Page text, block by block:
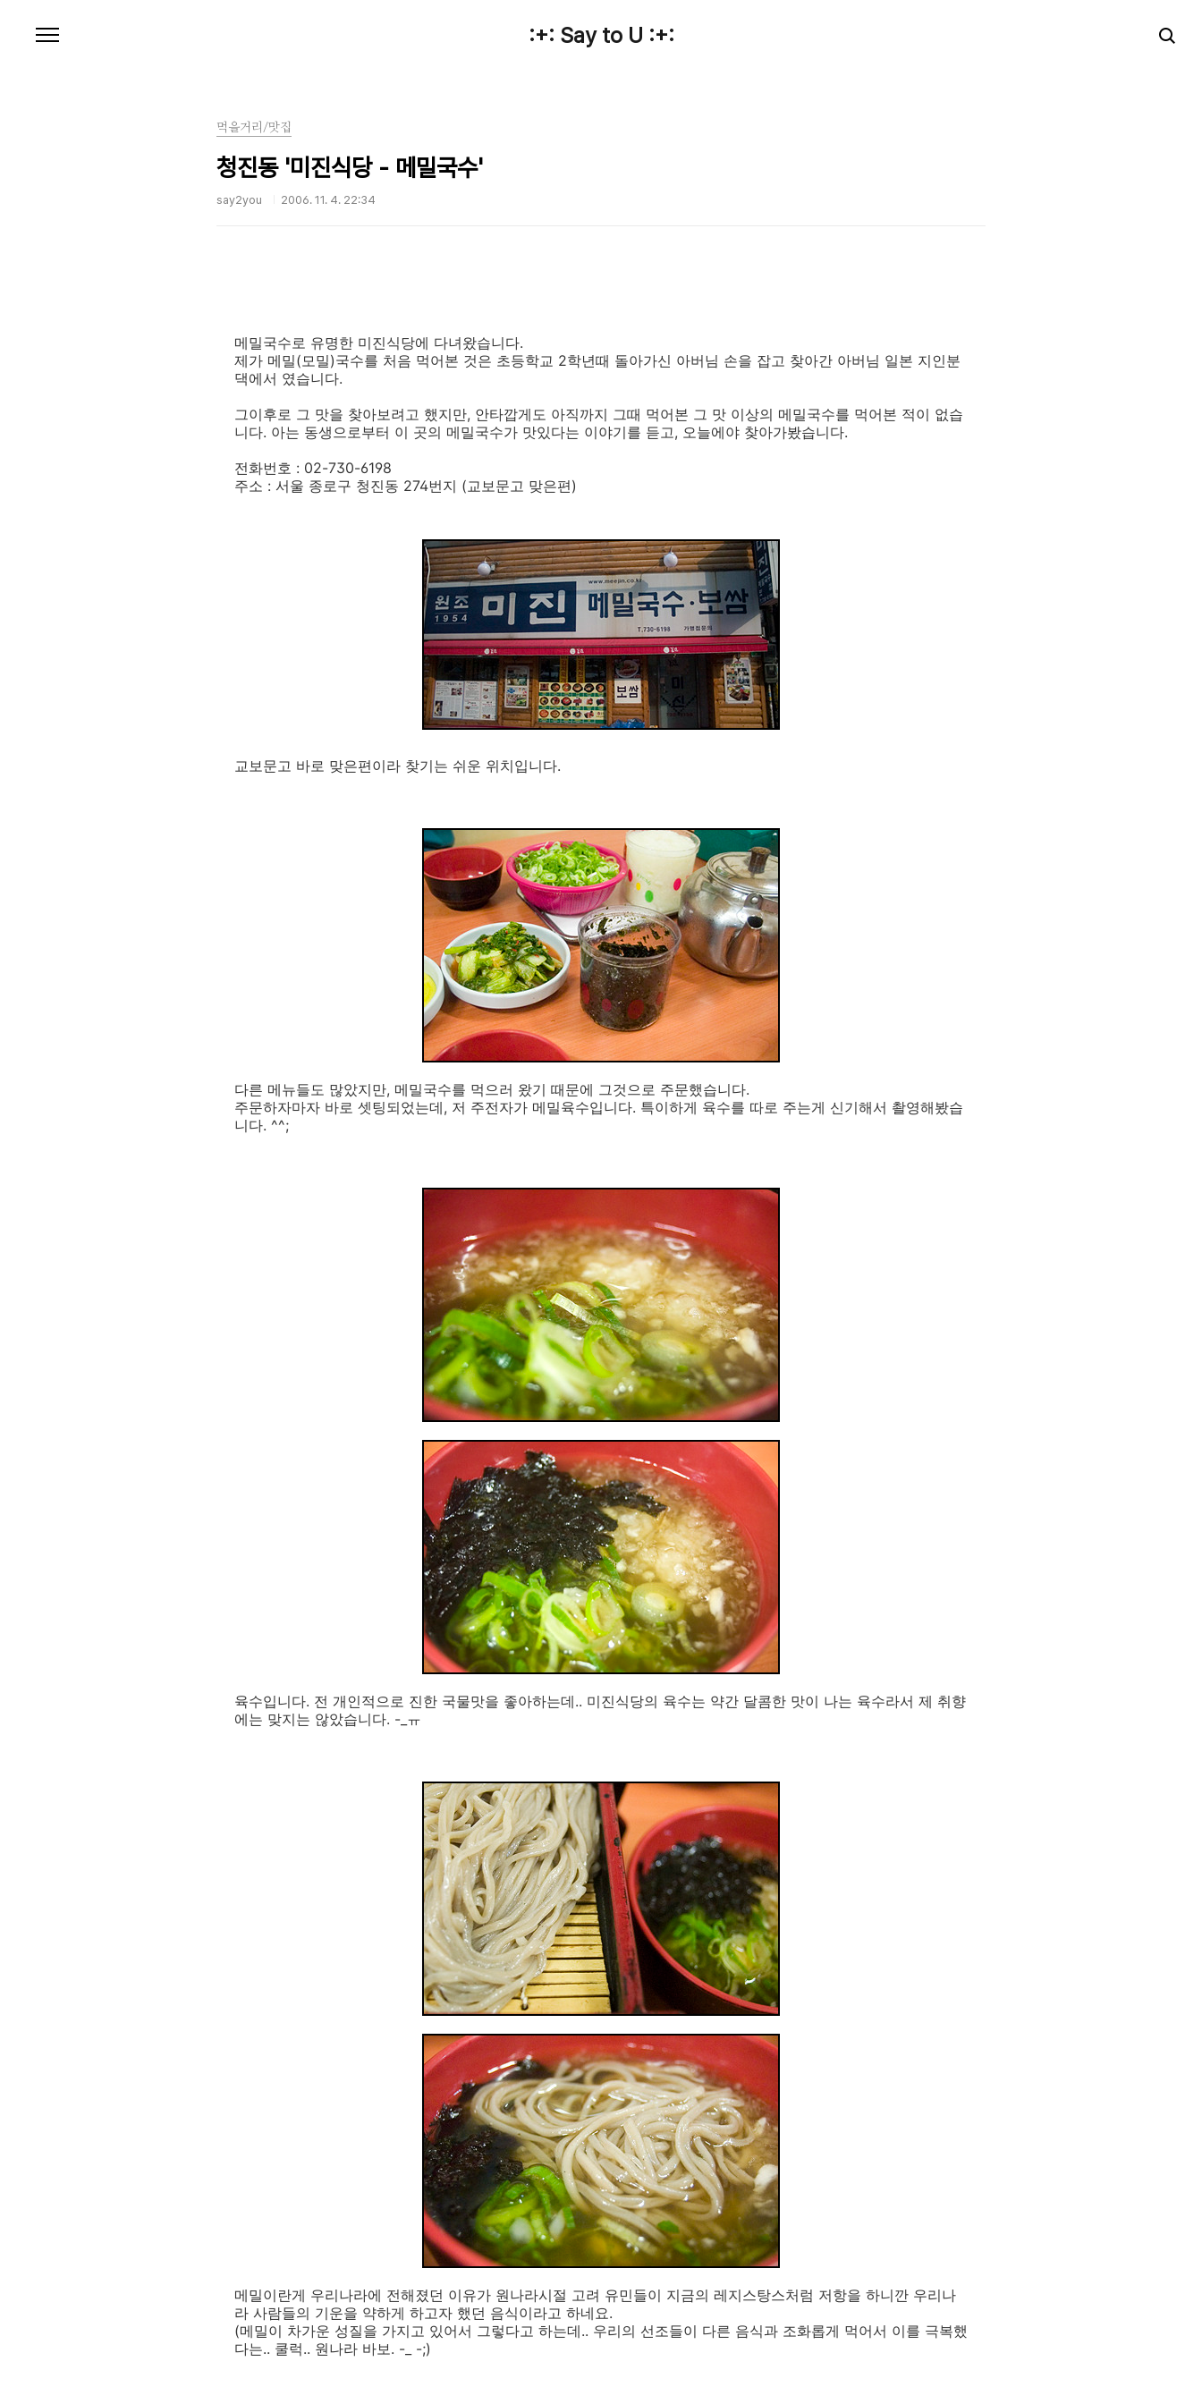
:+: Say to U :+:
먹을거리/맛집
청진동 '미진식당 - 메밀국수'
say2you 2006. 11. 4. 22:34
메밀국수로 유명한 미진식당에 다녀왔습니다.
제가 메밀(모밀)국수를 처음 먹어본 것은 초등학교 2학년때 돌아가신 아버님 손을 잡고 찾아간 아버님 일본 지인분
댁에서 였습니다.
그이후로 그 맛을 찾아보려고 했지만, 안타깝게도 아직까지 그때 먹어본 그 맛 이상의 메밀국수를 먹어본 적이 없습
니다. 아는 동생으로부터 이 곳의 메밀국수가 맛있다는 이야기를 듣고, 오늘에야 찾아가봤습니다.
전화번호 : 02-730-6198
주소 : 서울 종로구 청진동 274번지 (교보문고 맞은편)
교보문고 바로 맞은편이라 찾기는 쉬운 위치입니다.
다른 메뉴들도 많았지만, 메밀국수를 먹으러 왔기 때문에 그것으로 주문했습니다.
주문하자마자 바로 셋팅되었는데, 저 주전자가 메밀육수입니다. 특이하게 육수를 따로 주는게 신기해서 촬영해봤습
니다. ^^;
육수입니다. 전 개인적으로 진한 국물맛을 좋아하는데.. 미진식당의 육수는 약간 달콤한 맛이 나는 육수라서 제 취향
에는 맞지는 않았습니다. -_ㅠ
메밀이란게 우리나라에 전해졌던 이유가 원나라시절 고려 유민들이 지금의 레지스탕스처럼 저항을 하니깐 우리나
라 사람들의 기운을 약하게 하고자 했던 음식이라고 하네요.
(메밀이 차가운 성질을 가지고 있어서 그렇다고 하는데.. 우리의 선조들이 다른 음식과 조화롭게 먹어서 이를 극복했
다는.. 쿨럭.. 원나라 바보. -_ -;)